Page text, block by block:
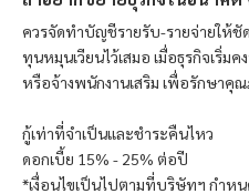
ควรจัดทำบัญชีรายรับ-รายจ่ายให้ชัด
ทุนหมุนเวียนไว้เสมอ เมื่อธุรกิจเริ่ม
หรือจ้างพนักงานเสริม เพื่อรักษาคุ
กู้เท่าที่จำเป็นและชำระคืนไหว
ดอกเบี้ย 15% - 25% ต่อปี
*เงื่อนไขเป็นไปตามที่บริษัทฯ กำห